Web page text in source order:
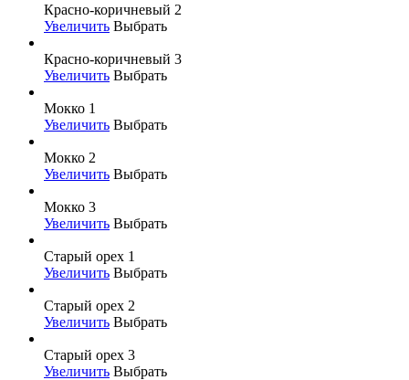
Красно-коричневый 2
Увеличить Выбрать
Красно-коричневый 3
Увеличить Выбрать
Мокко 1
Увеличить Выбрать
Мокко 2
Увеличить Выбрать
Мокко 3
Увеличить Выбрать
Старый орех 1
Увеличить Выбрать
Старый орех 2
Увеличить Выбрать
Старый орех 3
Увеличить Выбрать